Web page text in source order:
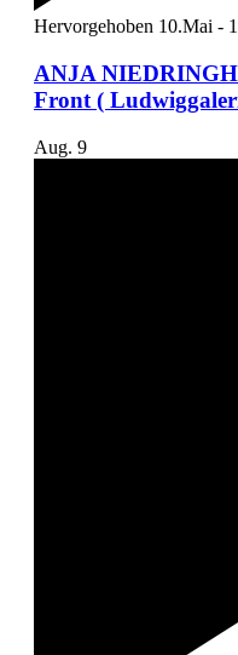
Hervorgehoben 10.Mai -
ANJA
Front (
Aug. 9